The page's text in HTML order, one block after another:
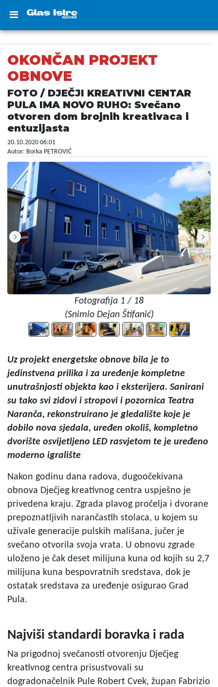
OKONČAN PROJEKT
OBNOVE
FOTO / DJEČJI KREATIVNI CENTAR
PULA IMA NOVO RUHO: Svečano
otvoren dom brojnih kreativaca i
entuzijasta
20.10.2020 06:01
Autor: Borka PETROVIĆ
Fotografija 1 / 18
(Snimio Dejan Štifanić)
Uz projekt energetske obnove bila je to
jedinstvena prilika i za uređenje kompletne
unutrašnjosti objekta kao i eksterijera. Sanirani
su tako svi zidovi i stropovi i pozornica Teatra
Naranča, rekonstruirano je gledalište koje je
dobilo nova sjedala, uređen okoliš, kompletno
dvorište osvijetljeno LED rasvjetom te je uređeno
moderno igralište
Nakon godinu dana radova, dugoočekivana
obnova Dječjeg kreativnog centra uspješno je
privedena kraju. Zgrada plavog pročelja i dvorane
prepoznatljivih narančastih stolaca, u kojem su
uživale generacije pulskih mališana, jučer je
svečano otvorila svoja vrata. U obnovu zgrade
uloženo je čak deset milijuna kuna od kojih su 2,7
milijuna kuna bespovratnih sredstava, dok je
ostatak sredstava za uređenje osigurao Grad
Pula.
Najviši standardi boravka i rada
Na prigodnoj svečanosti otvorenju Dječjeg
kreativnog centra prisustvovali su
dogradonačelnik Pule Robert Cvek, župan Fabrizio